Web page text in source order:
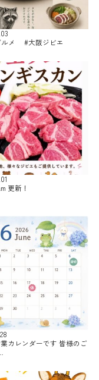
ルメ #大阪ジビエ
更新！
カレンダーです 皆様のご